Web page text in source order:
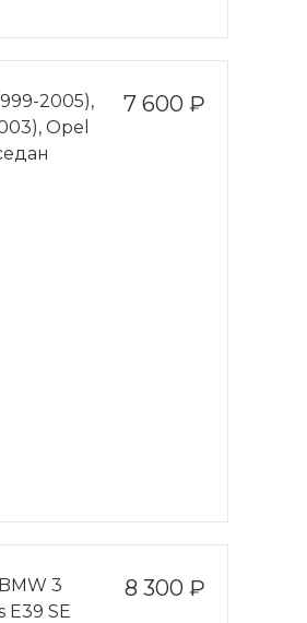
7 600 ₽
2005),
Opel
8 300 ₽
3
Е39 SE